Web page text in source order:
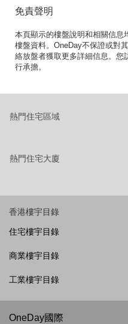
免責聲明
本頁顯示的樓盤說明和相關信息
樓盤資料。OneDay不保證或對
絡放盤者獲取更多詳細信息。您
行承擔。
熱門住宅區域
熱門住宅大廈
香港樓宇目錄
住宅樓宇目錄
商業樓宇目錄
工業樓宇目錄
OneDay國際